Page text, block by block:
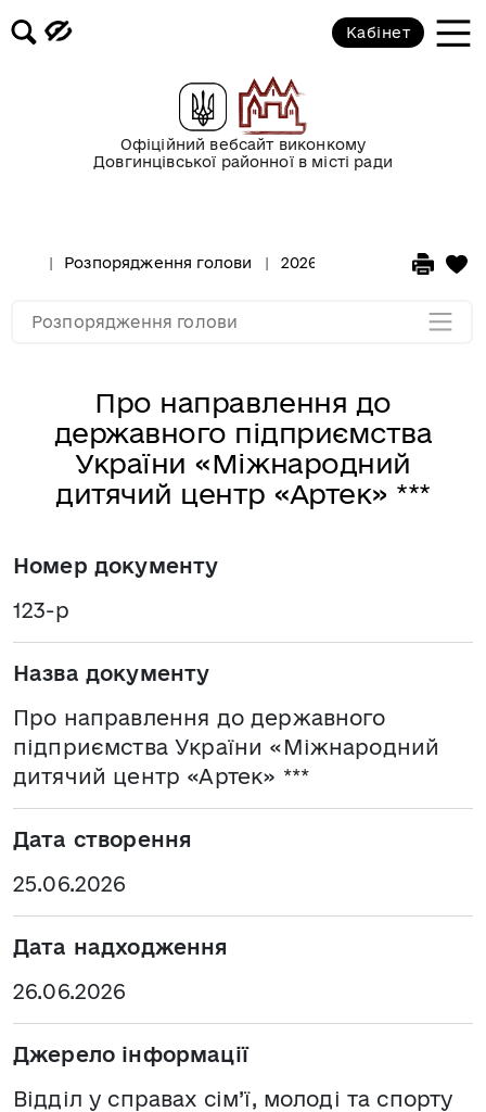
Офіційний вебсайт виконкому
Довгинцівської районної в місті ради
Кабінет
Розпорядження голови 2026 рік
Про направлення до
державного підприємства
України «Міжнародний
дитячий центр «Артек» ***
Номер документу
123-р
Назва документу
Про направлення до державного
підприємства України «Міжнародний
дитячий центр «Артек» ***
Дата створення
25.06.2026
Дата надходження
26.06.2026
Джерело інформації
Відділ у справах сім’ї, молоді та спорту
Розпорядження голови